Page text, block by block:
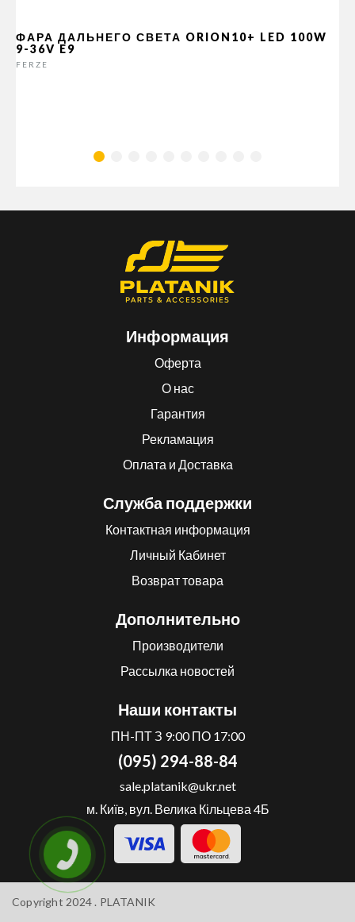
ФАРА ДАЛЬНЕГО СВЕТА ORION10+ LED 100W
9-36V E9
FERZE
Информация
Оферта
О нас
Гарантия
Рекламация
Оплата и Доставка
Служба поддержки
Контактная информация
Личный Кабинет
Возврат товара
Дополнительно
Производители
Рассылка новостей
Наши контакты
ПН-ПТ З 9:00 ПО 17:00
(095) 294-88-84
sale.platanik@ukr.net
м. Київ, вул. Велика Кільцева 4Б
Copyright 2024 . PLATANIK